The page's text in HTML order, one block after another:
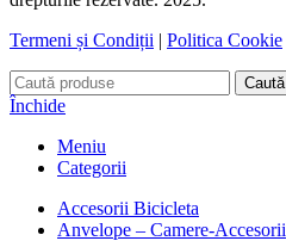
Termeni și Condiții | Politica Cookie
Caută
Închide
Meniu
Categorii
Accesorii Bicicleta
Anvelope – Camere-Accesorii